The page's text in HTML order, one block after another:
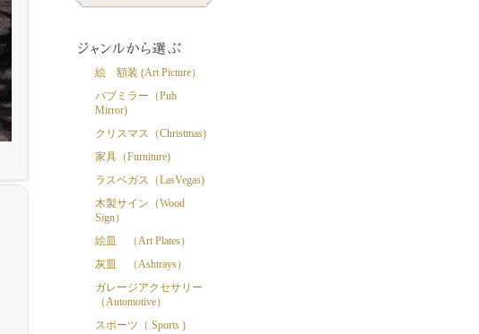
絵 額装 (Art Picture）
パブミラー（Pub
Mirror)
クリスマス（Christmas)
家具（Furniture)
ラスベガス（LasVegas)
木製サイン（Wood
Sign）
絵皿 （Art Plates）
灰皿 （Ashtrays）
ガレージアクセサリー
（Automotive）
スポーツ（ Sports )